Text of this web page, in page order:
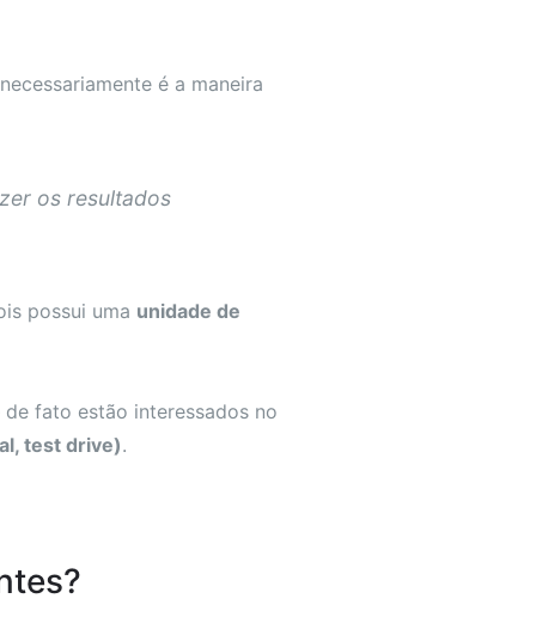
é a maneira
os resultados
possui uma unidade de
fato estão interessados no
test drive).